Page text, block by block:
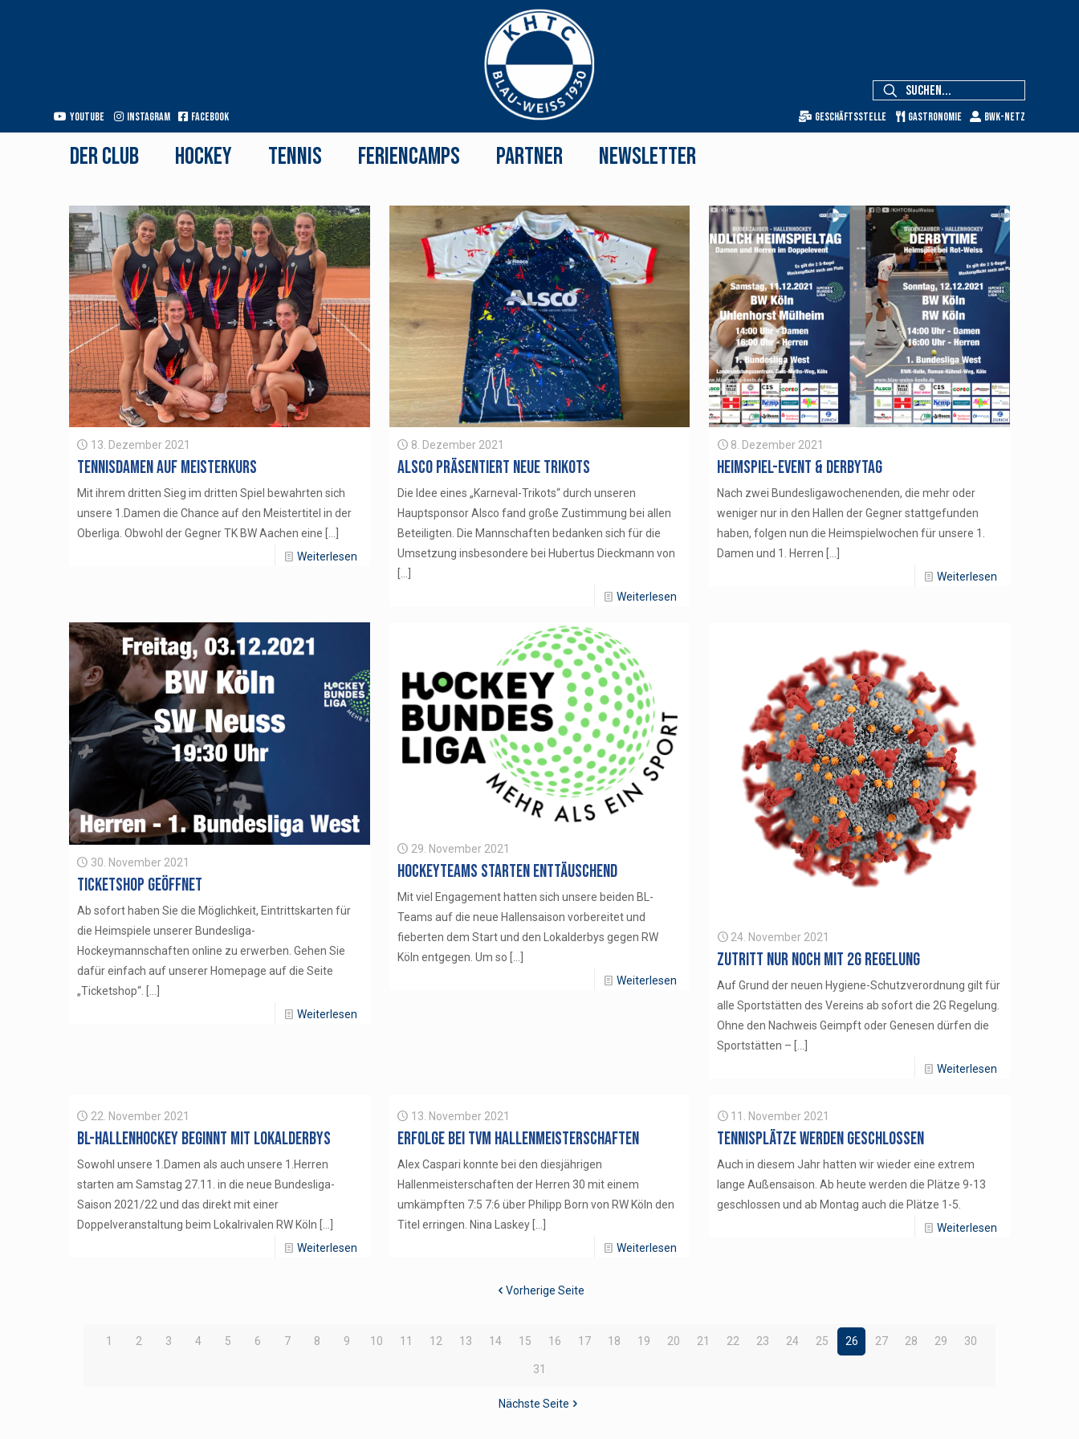
Youtube Instagram Facebook Geschäftsstelle Gastronomie BWK-Netz
Der Club Hockey Tennis Feriencamps Partner Newsletter
13. Dezember 2021
Tennisdamen auf Meisterkurs
Mit ihrem dritten Sieg im dritten Spiel bewahrten sich
unsere 1.Damen die Chance auf den Meistertitel in der
Oberliga. Obwohl der Gegner TK BW Aachen eine […]
Weiterlesen
8. Dezember 2021
Alsco präsentiert neue Trikots
Die Idee eines „Karneval-Trikots“ durch unseren
Hauptsponsor Alsco fand große Zustimmung bei allen
Beteiligten. Die Mannschaften bedanken sich für die
Umsetzung insbesondere bei Hubertus Dieckmann von
[…]
Weiterlesen
8. Dezember 2021
Heimspiel-Event & Derbytag
Nach zwei Bundesligawochenenden, die mehr oder
weniger nur in den Hallen der Gegner stattgefunden
haben, folgen nun die Heimspielwochen für unsere 1.
Damen und 1. Herren […]
Weiterlesen
30. November 2021
Ticketshop geöffnet
Ab sofort haben Sie die Möglichkeit, Eintrittskarten für
die Heimspiele unserer Bundesliga-
Hockeymannschaften online zu erwerben. Gehen Sie
dafür einfach auf unserer Homepage auf die Seite
„Ticketshop“. […]
Weiterlesen
29. November 2021
Hockeyteams starten enttäuschend
Mit viel Engagement hatten sich unsere beiden BL-
Teams auf die neue Hallensaison vorbereitet und
fieberten dem Start und den Lokalderbys gegen RW
Köln entgegen. Um so
Weiterlesen
24. November 2021
Zutritt nur noch mit 2G Regelung
Auf Grund der neuen Hygiene-Schutzverordnung gilt für
alle Sportstätten des Vereins ab sofort die 2G Regelung.
Ohne den Nachweis Geimpft oder Genesen dürfen die
Sportstätten – […]
Weiterlesen
22. November 2021
BL-Hallenhockey beginnt mit Lokalderbys
Sowohl unsere 1.Damen als auch unsere 1.Herren
starten am Samstag 27.11. in die neue Bundesliga-
Saison 2021/22 und das direkt mit einer
Doppelveranstaltung beim Lokalrivalen RW Köln […]
Weiterlesen
13. November 2021
Erfolge bei TVM Hallenmeisterschaften
Alex Caspari konnte bei den diesjährigen
Hallenmeisterschaften der Herren 30 mit einem
umkämpften 7:5 7:6 über Philipp Born von RW Köln den
Titel erringen. Nina Laskey[…]
Weiterlesen
11. November 2021
Tennisplätze werden geschlossen
Auch in diesem Jahr hatten wir wieder eine extrem
lange Außensaison. Ab heute werden die Plätze 9-13
geschlossen und ab Montag auch die Plätze 1-5.
Weiterlesen
Vorherige Seite
1 2 3 4 5 6 7 8 9 10 11 12 13 14 15 16 17 18 19 20 21 22 23 24 25 26 27 28 29 30
31
Nächste Seite